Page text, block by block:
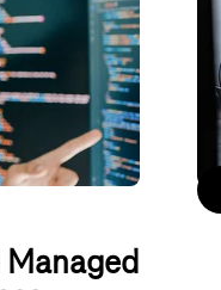
und
Managed